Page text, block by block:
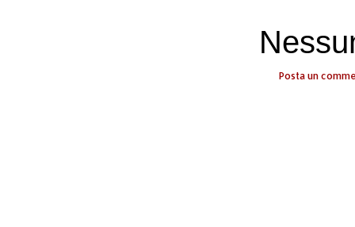
Posta un